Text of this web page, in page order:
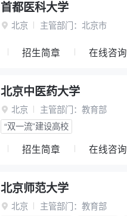
首都医科大学
 北京 主管部门： 北京市
招生简章 在线咨询
北京中医药大学
 北京 主管部门： 教育部
“双一流”建设高校
招生简章 在线咨询
北京师范大学
 北京 主管部门： 教育部